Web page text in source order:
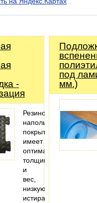
-
Резиновое
напольное
покрытие,
имеет
оптимальную
толщину
и
вес,
низкую
истираемость
под
мм.)